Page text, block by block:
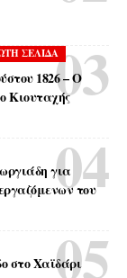
ΣΕΛΙΔΑ
1826 – Ο
Κιουταχής
για
του
στο Χαϊδάρι